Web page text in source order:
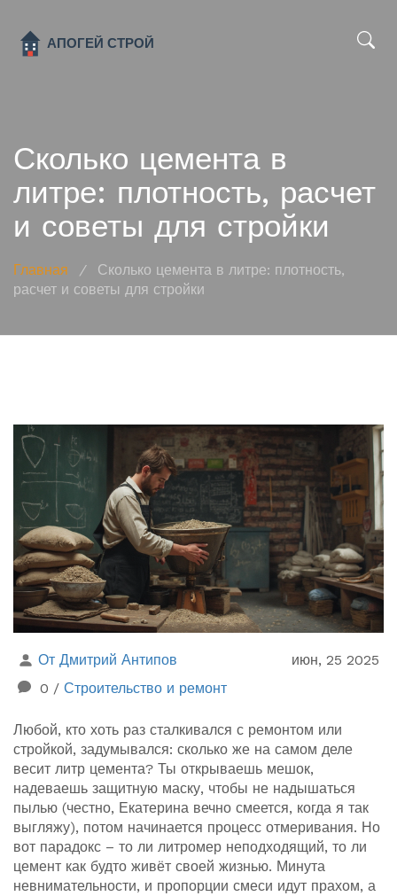
Сколько цемента в
литре: плотность, расчет
и советы для стройки
Главная /
Сколько цемента в литре: плотность,
расчет и советы для стройки
От Дмитрий Антипов
июн, 25 2025
0 / Строительство и ремонт
Любой, кто хоть раз сталкивался с ремонтом или
стройкой, задумывался: сколько же на самом деле
весит литр цемента? Ты открываешь мешок,
надеваешь защитную маску, чтобы не надышаться
пылью (честно, Екатерина вечно смеется, когда я так
выгляжу), потом начинается процесс отмеривания. Но
вот парадокс – то ли литромер неподходящий, то ли
цемент как будто живёт своей жизнью. Минута
невнимательности, и пропорции смеси идут прахом, а